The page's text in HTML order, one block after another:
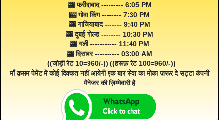
🎰 फरीदाबाद --------- 6:05 PM
🎰 गोवा किंग -------- 7:30 PM
🎰 गाजियाबाद ------- 9:40 PM
🎰 दुबई गोल्ड -------- 10:30 PM
🎰 गली ----------- 11:40 PM
🎰 दिसावर ---------- 03:00 AM
((जोड़ी रेट 10=960/-)) ((हरूफ़ रेट 100=960/-))
माँ क़सम पेमेंट में कोई दिक्कत नहीं आयेगी एक बार सेवा का मोका ज़रूर दे सट्टा कंपनी
मैनेजर की ज़िम्मेवारी है